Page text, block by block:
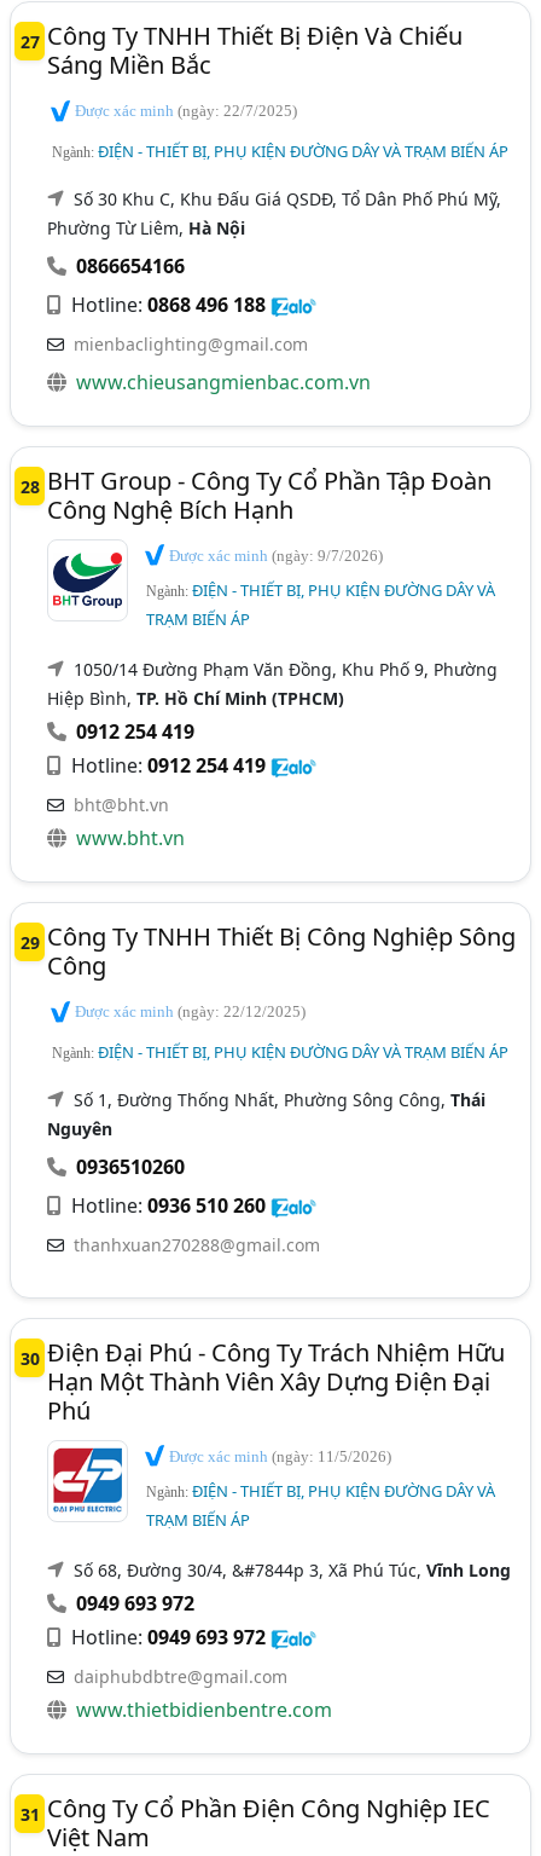
27 Công Ty TNHH Thiết Bị Điện Và Chiếu
Sáng Miền Bắc
Được xác minh(ngày: 22/7/2025)
Ngành:ĐIỆN - THIẾT BỊ, PHỤ KIỆN ĐƯỜNG DÂY VÀ TRẠM BIẾN ÁP
Số 30 Khu C, Khu Đấu Giá QSDĐ, Tổ Dân Phố Phú Mỹ,
Phường Từ Liêm, Hà Nội
0866654166
Hotline:0868 496 188
mienbaclighting@gmail.com
www.chieusangmienbac.com.vn
28 BHT Group - Công Ty Cổ Phần Tập Đoàn
Công Nghệ Bích Hạnh
Được xác minh(ngày: 9/7/2026)
Ngành:ĐIỆN - THIẾT BỊ, PHỤ KIỆN ĐƯỜNG DÂY VÀ
TRẠM BIẾN ÁP
1050/14 Đường Phạm Văn Đồng, Khu Phố 9, Phường
Hiệp Bình,TP. Hồ Chí Minh (TPHCM)
0912 254 419
Hotline:0912 254 419
bht@bht.vn
www.bht.vn
29 Công Ty TNHH Thiết Bị Công Nghiệp Sông
Công
Được xác minh(ngày: 22/12/2025)
Ngành:ĐIỆN - THIẾT BỊ, PHỤ KIỆN ĐƯỜNG DÂY VÀ TRẠM BIẾN ÁP
Số 1, Đường Thống Nhất, Phường Sông Công,Thái
Nguyên
0936510260
Hotline:0936 510 260
thanhxuan270288@gmail.com
30 Điện Đại Phú - Công Ty Trách Nhiệm Hữu
Hạn Một Thành Viên Xây Dựng Điện Đại
Phú
Được xác minh(ngày: 11/5/2026)
Ngành:ĐIỆN - THIẾT BỊ, PHỤ KIỆN ĐƯỜNG DÂY VÀ
TRẠM BIẾN ÁP
Số 68, Đường 30/4, &#7844p 3, Xã Phú Túc,Vĩnh Long
0949 693 972
Hotline:0949 693 972
daiphubdbtre@gmail.com
www.thietbidienbentre.com
31 Công Ty Cổ Phần Điện Công Nghiệp IEC
Việt Nam